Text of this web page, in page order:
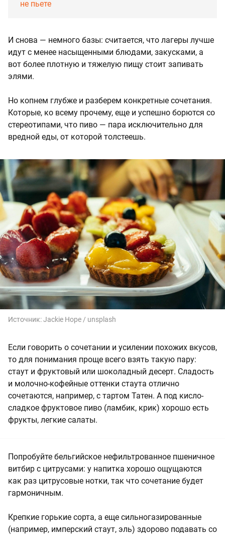
не пьете
И снова — немного базы: считается, что лагеры лучше
идут с менее насыщенными блюдами, закусками, а
вот более плотную и тяжелую пищу стоит запивать
элями.
Но копнем глубже и разберем конкретные сочетания.
Которые, ко всему прочему, еще и успешно борются со
стереотипами, что пиво — пара исключительно для
вредной еды, от которой толстеешь.
Источник:Jackie Hope / unsplash
Если говорить о сочетании и усилении похожих вкусов,
то для понимания проще всего взять такую пару:
стаут и фруктовый или шоколадный десерт. Сладость
и молочно-кофейные оттенки стаута отлично
сочетаются, например, с тартом Татен. А под кисло-
сладкое фруктовое пиво (ламбик, крик) хорошо есть
фрукты, легкие салаты.
Попробуйте бельгийское нефильтрованное пшеничное
витбир с цитрусами: у напитка хорошо ощущаются
как раз цитрусовые нотки, так что сочетание будет
гармоничным.
Крепкие горькие сорта, а еще сильногазированные
(например, имперский стаут, эль) здорово подавать со